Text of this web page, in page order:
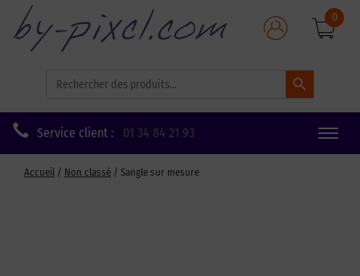
for:
Search Button
0
Service client : 01 34 84 21 93
Toggle
Accueil / Non classé / Sangle sur mesure